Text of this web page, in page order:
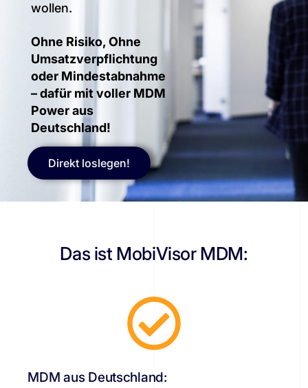
wollen.
Ohne Risiko, Ohne
Umsatzverpflichtung
oder Mindestabnahme
– dafür mit voller MDM
Power aus
Deutschland!
Direkt loslegen!
Das ist MobiVisor MDM:
MDM aus Deutschland: